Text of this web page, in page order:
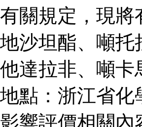
有關規定，現將
地沙坦酯、噸托
他達拉非、噸卡
地點：浙江省化
影響評價相關